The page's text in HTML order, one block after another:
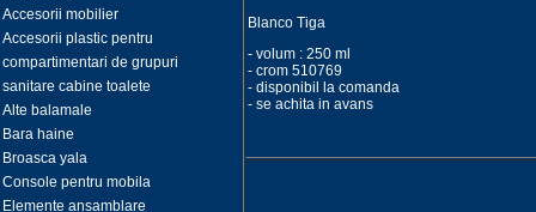
Accesorii mobilier
Accesorii plastic pentru
compartimentari de grupuri
sanitare cabine toalete
Alte balamale
Bara haine
Broasca yala
Console pentru mobila
Elemente ansamblare
Blanco Tiga
- volum : 250 ml
- crom 510769
- disponibil la comanda
- se achita in avans